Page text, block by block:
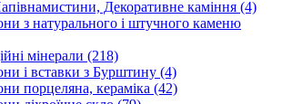
Декоративне каміння (4)
з натурального і штучного каменю
мінерали (218)
і вставки з Бурштину (4)
порцеляна, кераміка (42)